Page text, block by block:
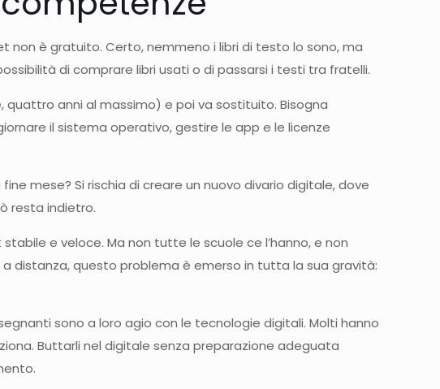
è gratuito. Certo, nemmeno i libri di testo lo sono, ma
di comprare libri usati o di passarsi i testi tra fratelli.
anni al massimo) e poi va sostituito. Bisogna
il sistema operativo, gestire le app e le licenze
mese? Si rischia di creare un nuovo divario digitale, dove
resta indietro.
e veloce. Ma non tutte le scuole ce l’hanno, e non
distanza, questo problema è emerso in tutta la sua gravità:
sono a loro agio con le tecnologie digitali. Molti hanno
Buttarli nel digitale senza preparazione adeguata